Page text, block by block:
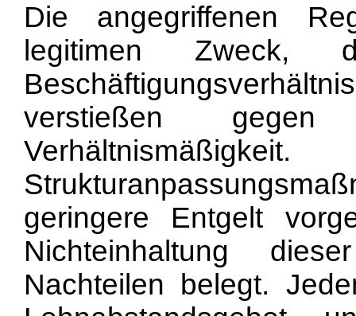
Die angegriffenen
legitimen Zweck,
verstießen
geringere Entgelt
Nichteinhaltung
Nachteilen belegt.